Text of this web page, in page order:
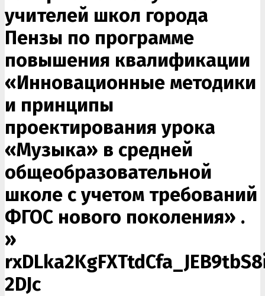
учителей школ города
Пензы по программе
повышения квалификации
«Инновационные методики
и принципы
проектирования урока
«Музыка» в средней
общеобразовательной
школе с учетом требований
ФГОС нового поколения» .
»
2DJc